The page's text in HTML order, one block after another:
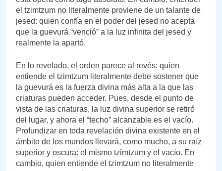
el tzimtzum no literalmente proviene de un talante de
jesed: quien confía en el poder del jesed no acepta
que la guevurá “venció” a la luz infinita del jesed y
realmente la apartó.
En lo revelado, el orden parece al revés: quien
entiende el tzimtzum literalmente debe sostener que
la guevurá es la fuerza divina más alta a la que las
criaturas pueden acceder. Pues, desde el punto de
vista de las criaturas, la luz divina superior se retiró
del lugar, y ahora el “techo” alcanzable es el vacío.
Profundizar en toda revelación divina existente en el
ámbito de los mundos llevará, como mucho, a su raíz
superior y oscura: el mismo tzimtzum y el vacío. En
cambio, quien entiende el tzimtzum no literalmente